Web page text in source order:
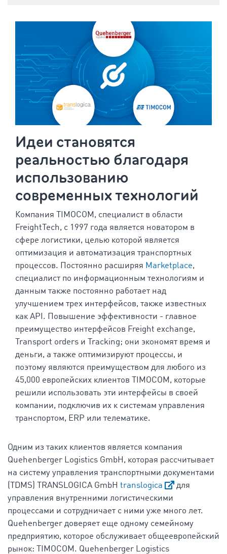
Идеи становятся
реальностью благодаря
использованию
современных технологий
Компания TIMOCOM, специалист в области
FreightTech, с 1997 года является новатором в
сфере логистики, целью которой является
оптимизация и автоматизация транспортных
процессов. Постоянно расширяя Marketplace,
специалист по информационным технологиям и
данным также постоянно работает над
улучшением трех интерфейсов, также известных
как API. Повышение эффективности - главное
преимущество интерфейсов Freight exchange,
Transport orders и Tracking; они экономят время и
деньги, а также оптимизируют процессы, и
поэтому являются преимуществом для любого из
45,000 европейских клиентов TIMOCOM, которые
решили использовать эти интерфейсы в своей
компании, подключив их к системам управления
транспортом, ERP или телематике.
Одним из таких клиентов является компания
Quehenberger Logistics GmbH, которая рассчитывает
на систему управления транспортными документами
(TDMS) TRANSLOGICA GmbH translogica
для
управления внутренними логистическими
процессами и сотрудничает с ними уже много лет.
Quehenberger доверяет еще одному семейному
предприятию, которое обслуживает общеевропейский
рынок: TIMOCOM. Quehenberger Logistics